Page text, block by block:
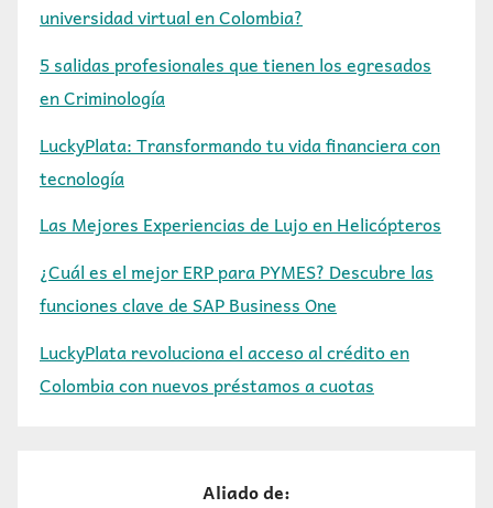
universidad virtual en Colombia?
5 salidas profesionales que tienen los egresados
en Criminología
LuckyPlata: Transformando tu vida financiera con
tecnología
Las Mejores Experiencias de Lujo en Helicópteros
¿Cuál es el mejor ERP para PYMES? Descubre las
funciones clave de SAP Business One
LuckyPlata revoluciona el acceso al crédito en
Colombia con nuevos préstamos a cuotas
Aliado de: